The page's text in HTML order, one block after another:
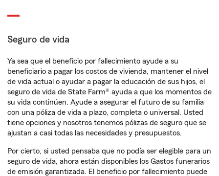
Seguro de vida
Ya sea que el beneficio por fallecimiento ayude a su
beneficiario a pagar los costos de vivienda, mantener el nivel
de vida actual o ayudar a pagar la educación de sus hijos, el
seguro de vida de State Farm® ayuda a que los momentos de
su vida continúen. Ayude a asegurar el futuro de su familia
con una póliza de vida a plazo, completa o universal. Usted
tiene opciones y nosotros tenemos pólizas de seguro que se
ajustan a casi todas las necesidades y presupuestos.
Por cierto, si usted pensaba que no podía ser elegible para un
seguro de vida, ahora están disponibles los Gastos funerarios
de emisión garantizada. El beneficio por fallecimiento puede